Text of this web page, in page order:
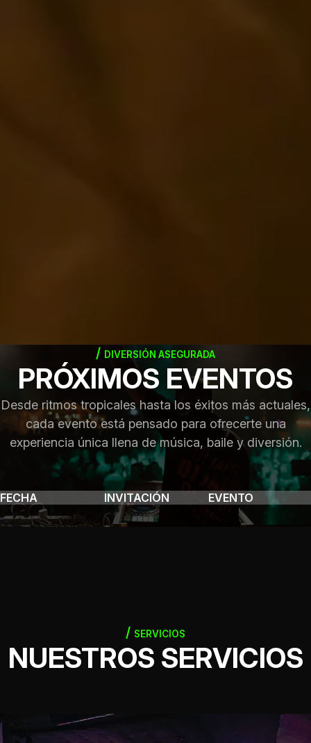
DIVERSIÓN ASEGURADA
PRÓXIMOS EVENTOS
Desde ritmos tropicales hasta los éxitos más actuales,
cada evento está pensado para ofrecerte una
experiencia única llena de música, baile y diversión.
FECHA INVITACIÓN EVENTO
SERVICIOS
NUESTROS SERVICIOS